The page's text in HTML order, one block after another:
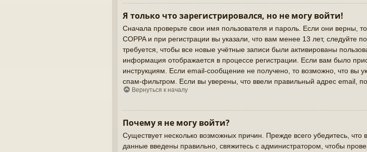
Я только что зарегистрировался, но не могу войти!
Сначала проверьте свои имя пользователя и пароль. Если они верны,
COPPA и при регистрации вы указали, что вам менее 13 лет, следуйте
требуется, чтобы все новые учётные записи были активированы
информация отображается в процессе регистрации. Если вам было
инструкциям. Если email-сообщение не получено, то возможно, что вы
спам-фильтром. Если вы уверены, что ввели правильный адрес email,
Вернуться к началу
Почему я не могу войти?
Существует несколько возможных причин. Прежде всего убедитесь,
данные введены правильно, свяжитесь с администратором, чтобы